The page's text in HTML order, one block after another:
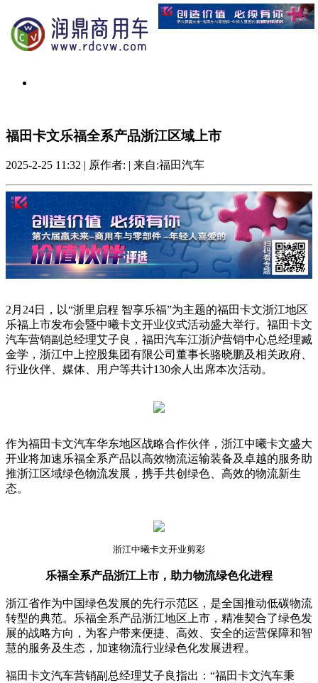
福田卡文乐福全系产品浙江区域上市
2025-2-25 11:32 | 原作者: | 来自:福田汽车
2月24日，以“浙里启程 智享乐福”为主题的福田卡文浙江地区
乐福上市发布会暨中曦卡文开业仪式活动盛大举行。福田卡文
汽车营销副总经理艾子良，福田汽车江浙沪营销中心总经理臧
金学，浙江中上控股集团有限公司董事长骆晓鹏及相关政府、
行业伙伴、媒体、用户等共计130余人出席本次活动。
作为福田卡文汽车华东地区战略合作伙伴，浙江中曦卡文盛大
开业将加速乐福全系产品以高效物流运输装备及卓越的服务助
推浙江区域绿色物流发展，携手共创绿色、高效的物流新生
态。
浙江中曦卡文开业剪彩
乐福全系产品浙江上市，助力物流绿色化进程
浙江省作为中国绿色发展的先行示范区，是全国推动低碳物流
转型的典范。乐福全系产品浙江地区上市，精准契合了绿色发
展的战略方向，为客户带来便捷、高效、安全的运营保障和智
慧的服务及生态，加速物流行业绿色化发展进程。
福田卡文汽车营销副总经理艾子良指出：“福田卡文汽车秉